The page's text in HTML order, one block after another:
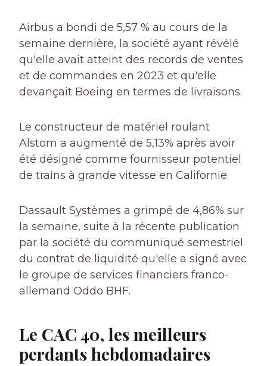
Airbus a bondi de 5,57 % au cours de la
semaine dernière, la société ayant révélé
qu'elle avait atteint des records de ventes
et de commandes en 2023 et qu'elle
devançait Boeing en termes de livraisons.
Le constructeur de matériel roulant
Alstom a augmenté de 5,13% après avoir
été désigné comme fournisseur potentiel
de trains à grande vitesse en Californie.
Dassault Systèmes a grimpé de 4,86% sur
la semaine, suite à la récente publication
par la société du communiqué semestriel
du contrat de liquidité qu'elle a signé avec
le groupe de services financiers franco-
allemand Oddo BHF.
Le CAC 40, les meilleurs
perdants hebdomadaires